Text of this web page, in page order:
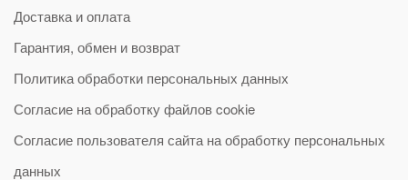
Доставка и оплата
Гарантия, обмен и возврат
Политика обработки персональных данных
Согласие на обработку файлов cookie
Согласие пользователя сайта на обработку персональных
данных